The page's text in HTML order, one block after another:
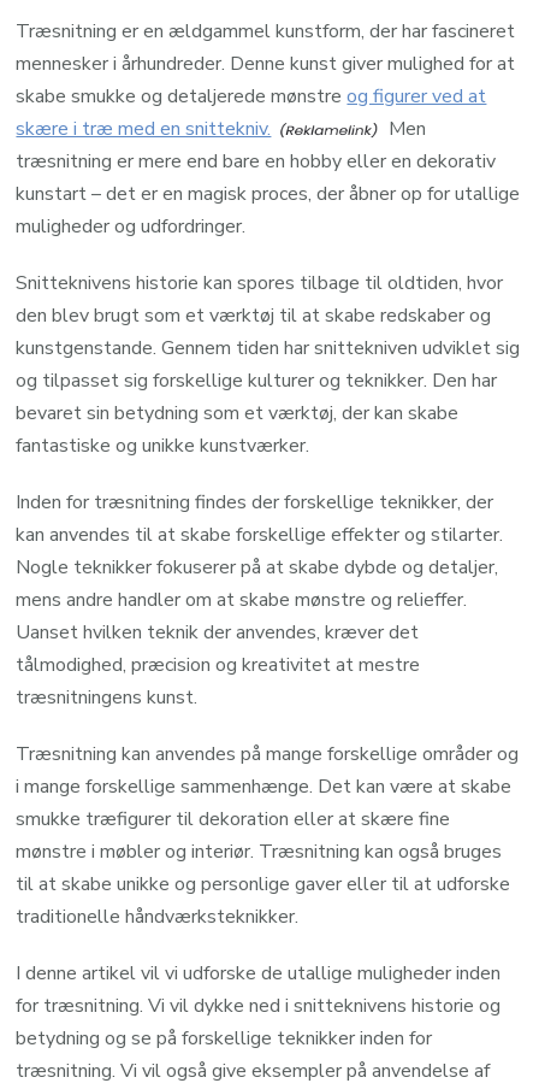
Træsnitning er en ældgammel kunstform, der har fascineret
mennesker i århundreder. Denne kunst giver mulighed for at
skabe smukke og detaljerede mønstreog figurer ved at
skære i træ med en snittekniv.
Men
træsnitning er mere end bare en hobby eller en dekorativ
kunstart – det er en magisk proces, der åbner op for utallige
muligheder og udfordringer.
Snitteknivens historie kan spores tilbage til oldtiden, hvor
den blev brugt som et værktøj til at skabe redskaber og
kunstgenstande. Gennem tiden har snittekniven udviklet sig
og tilpasset sig forskellige kulturer og teknikker. Den har
bevaret sin betydning som et værktøj, der kan skabe
fantastiske og unikke kunstværker.
Inden for træsnitning findes der forskellige teknikker, der
kan anvendes til at skabe forskellige effekter og stilarter.
Nogle teknikker fokuserer på at skabe dybde og detaljer,
mens andre handler om at skabe mønstre og relieffer.
Uanset hvilken teknik der anvendes, kræver det
tålmodighed, præcision og kreativitet at mestre
træsnitningens kunst.
Træsnitning kan anvendes på mange forskellige områder og
i mange forskellige sammenhænge. Det kan være at skabe
smukke træfigurer til dekoration eller at skære fine
mønstre i møbler og interiør. Træsnitning kan også bruges
til at skabe unikke og personlige gaver eller til at udforske
traditionelle håndværksteknikker.
I denne artikel vil vi udforske de utallige muligheder inden
for træsnitning. Vi vil dykke ned i snitteknivens historie og
betydning og se på forskellige teknikker inden for
træsnitning. Vi vil også give eksempler på anvendelse af